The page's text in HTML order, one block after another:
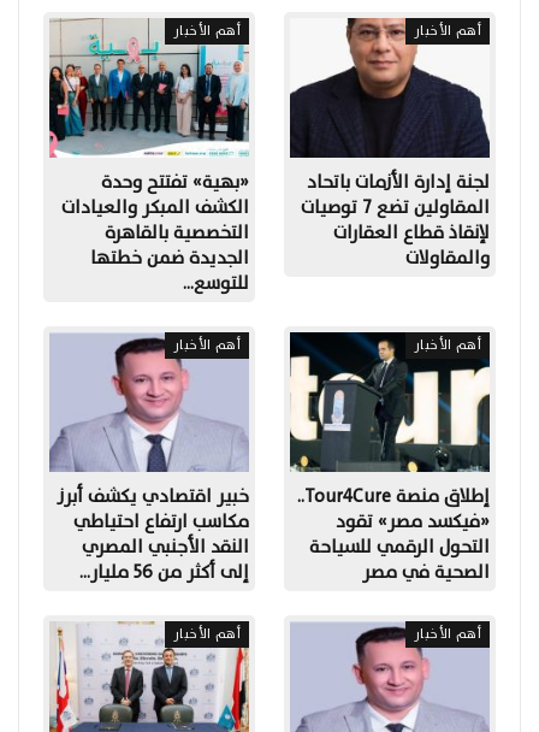
أهم الأخبار
لجنة إدارة الأزمات باتحاد
المقاولين تضع 7 توصيات
لإنقاذ قطاع العقارات
والمقاولات
أهم الأخبار
«بهية» تفتتح وحدة
الكشف المبكر والعيادات
التخصصية بالقاهرة
الجديدة ضمن خطتها
للتوسع…
أهم الأخبار
إطلاق منصة Tour4Cure..
«فيكسد مصر» تقود
التحول الرقمي للسياحة
الصحية في مصر
أهم الأخبار
خبير اقتصادي يكشف أبرز
مكاسب ارتفاع احتياطي
النقد الأجنبي المصري
إلى أكثر من 56 مليار…
أهم الأخبار أهم الأخبار